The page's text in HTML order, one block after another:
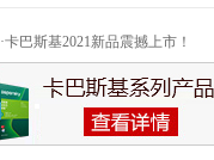
·卡巴斯基2021新品震撼上市！